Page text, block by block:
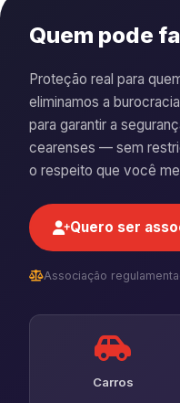
Quem pode
Proteção real para
eliminamos a
para garantir a
cearenses — sem
o respeito que você
Quero ser
Associação
Carros